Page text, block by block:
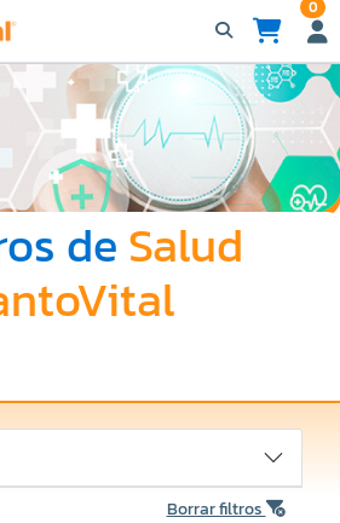
0
deSalud
Borrar filtros